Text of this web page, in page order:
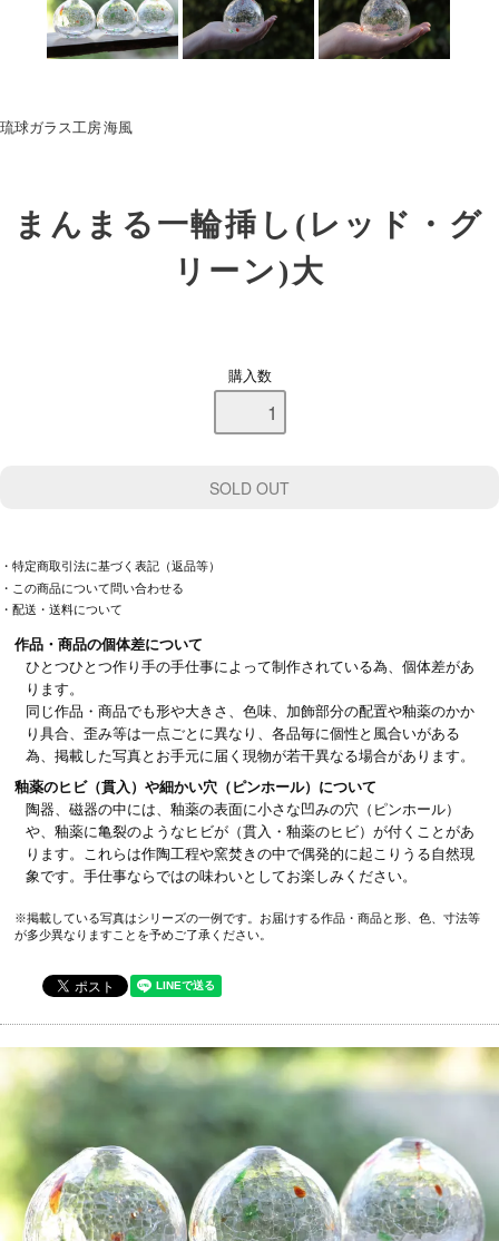
琉球ガラス工房 海風
まんまる一輪挿し(レッド・グ
リーン)大
購入数
・特定商取引法に基づく表記（返品等）
・この商品について問い合わせる
・配送・送料について
作品・商品の個体差について
ひとつひとつ作り手の手仕事によって制作されている為、個体差があ
ります。
同じ作品・商品でも形や大きさ、色味、加飾部分の配置や釉薬のかか
り具合、歪み等は一点ごとに異なり、各品毎に個性と風合いがある
為、掲載した写真とお手元に届く現物が若干異なる場合があります。
釉薬のヒビ（貫入）や細かい穴（ピンホール）について
陶器、磁器の中には、釉薬の表面に小さな凹みの穴（ピンホール）
や、釉薬に亀裂のようなヒビが（貫入・釉薬のヒビ）が付くことがあ
ります。これらは作陶工程や窯焚きの中で偶発的に起こりうる自然現
象です。手仕事ならではの味わいとしてお楽しみください。
※掲載している写真はシリーズの一例です。お届けする作品・商品と形、色、寸法等
が多少異なりますことを予めご了承ください。